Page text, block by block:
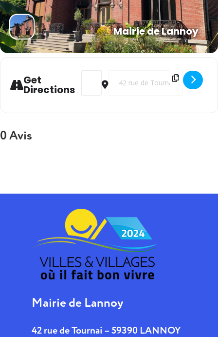
Mairie de Lannoy
Get
Directions
Address - 8 mai 1945 Lannoy fête la
Destination Address - 8 mai
0 Avis
Mairie de Lannoy
42 rue de Tournai – 59390 LANNOY